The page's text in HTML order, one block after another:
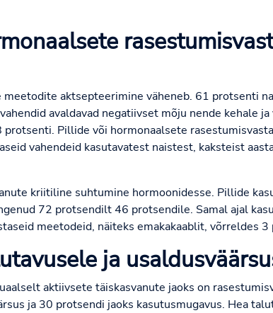
aktsepteerimine väheneb. 61 protsenti
avaldavad negatiivset mõju nende kehale
protsenti. Pillide või hormonaalsete
vahendeid kasutavatest naistest, kaksteist
kriitiline suhtumine hormoonidesse. Pillide
72 protsendilt 46 protsendile. Samal ajal
meetodeid, näiteks emakakaablit, võrreldes
ja
aktiivsete täiskasvanute jaoks on
ja 30 protsendi jaoks kasutusmugavus. Hea